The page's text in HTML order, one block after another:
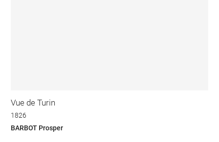
Vue de Turin
1826
BARBOT Prosper